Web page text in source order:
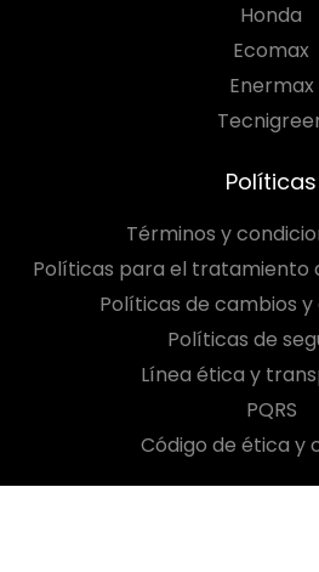
Honda
Ecomax
Enermax
Políticas
Términos y
Políticas para el tratamiento
Políticas de cambios y
Políticas de
Línea ética y
PQRS
Código de ética y